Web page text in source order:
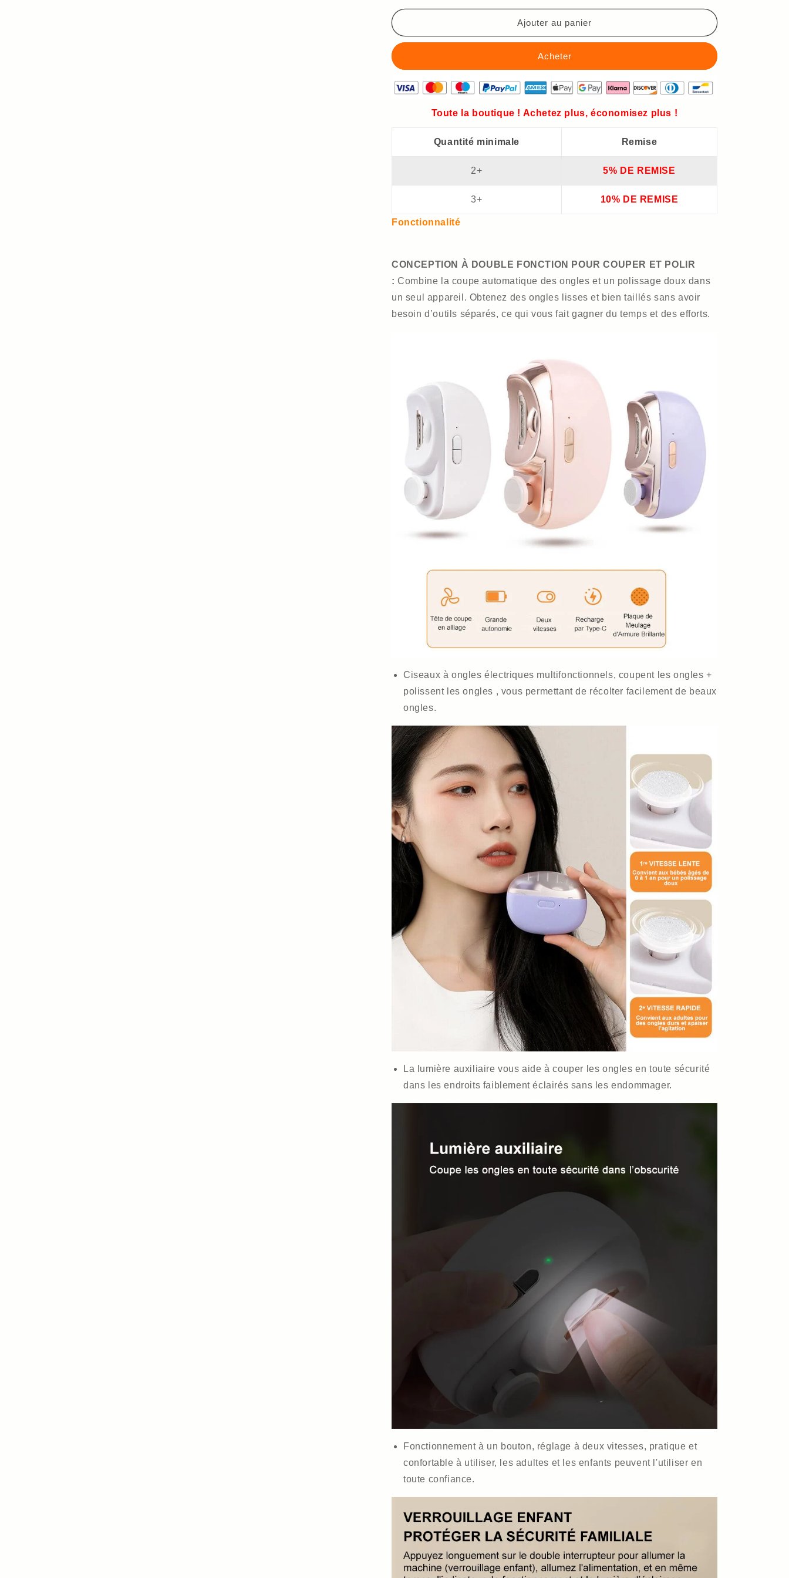
Polissage
Polissage
Ajouter au panier
Toute la boutique ! Achetez plus, économisez plus !
Quantité minimale Remise
2+ 5% DE REMISE
3+ 10% DE REMISE
Fonctionnalité
CONCEPTION À DOUBLE FONCTION POUR COUPER ET POLIR
: Combine la coupe automatique des ongles et un polissage doux dans
un seul appareil. Obtenez des ongles lisses et bien taillés sans avoir
besoin d’outils séparés, ce qui vous fait gagner du temps et des efforts.
Ciseaux à ongles électriques multifonctionnels, coupent les ongles +
polissent les ongles , vous permettant de récolter facilement de beaux
ongles.
La lumière auxiliaire vous aide à couper les ongles en toute sécurité
dans les endroits faiblement éclairés sans les endommager.
Fonctionnement à un bouton, réglage à deux vitesses, pratique et
confortable à utiliser, les adultes et les enfants peuvent l'utiliser en
toute confiance.